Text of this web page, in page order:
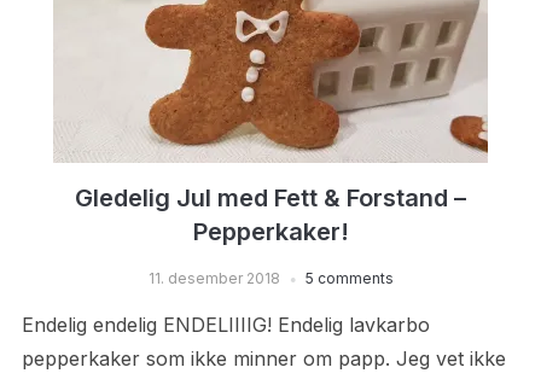
Gledelig Jul med Fett & Forstand –
Pepperkaker!
11. desember 2018 5 comments
Endelig endelig ENDELIIIIG! Endelig lavkarbo
pepperkaker som ikke minner om papp. Jeg vet ikke